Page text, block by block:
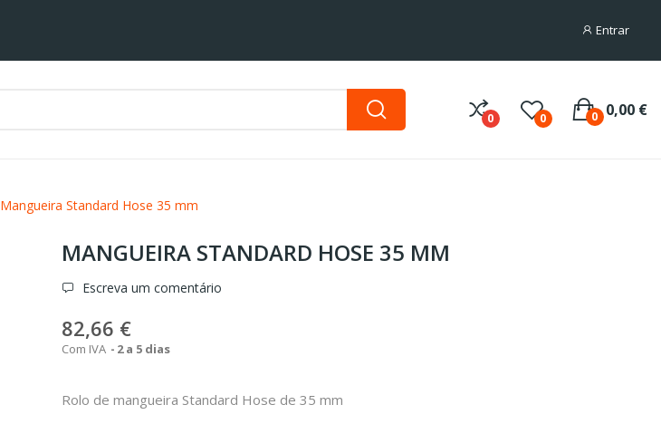
Entrar
0 0 0,00 €
0
Mangueira Standard Hose 35 mm
MANGUEIRA STANDARD HOSE 35 MM
Escreva um comentário
82,66 €
Com IVA 2 a 5 dias
Rolo de mangueira Standard Hose de 35 mm